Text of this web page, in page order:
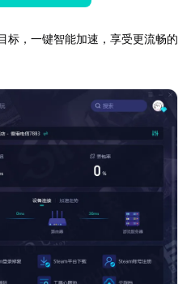
标，一键智能加速，享受更流畅的